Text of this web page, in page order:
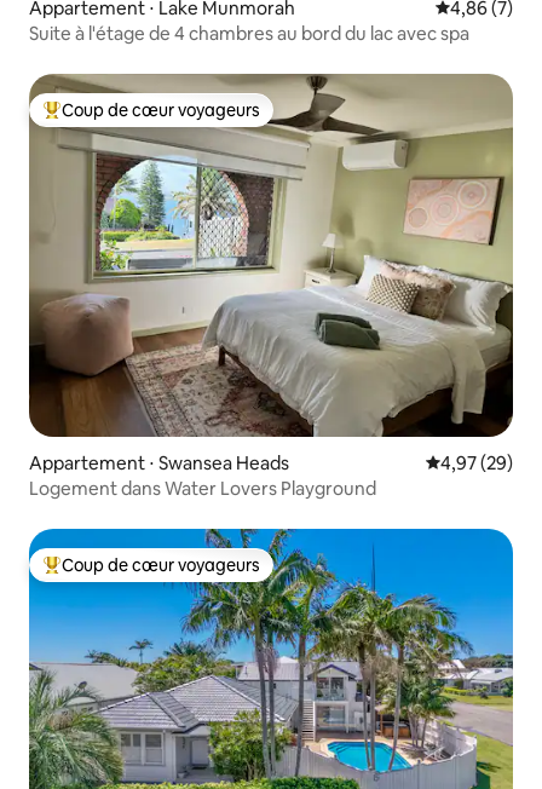
Appartement ⋅ Lake Munmorah Évaluation
4,86 (7)
Suite à l'étage de 4 chambres au bord du lac avec spa
Coups de cœur voyageurs les plus appréciés
Coup de cœur voyageurs
Appartement ⋅ Swansea Heads Évaluation
4,97 (29)
Logement dans Water Lovers Playground
Coups de cœur voyageurs les plus appréciés
Coup de cœur voyageurs